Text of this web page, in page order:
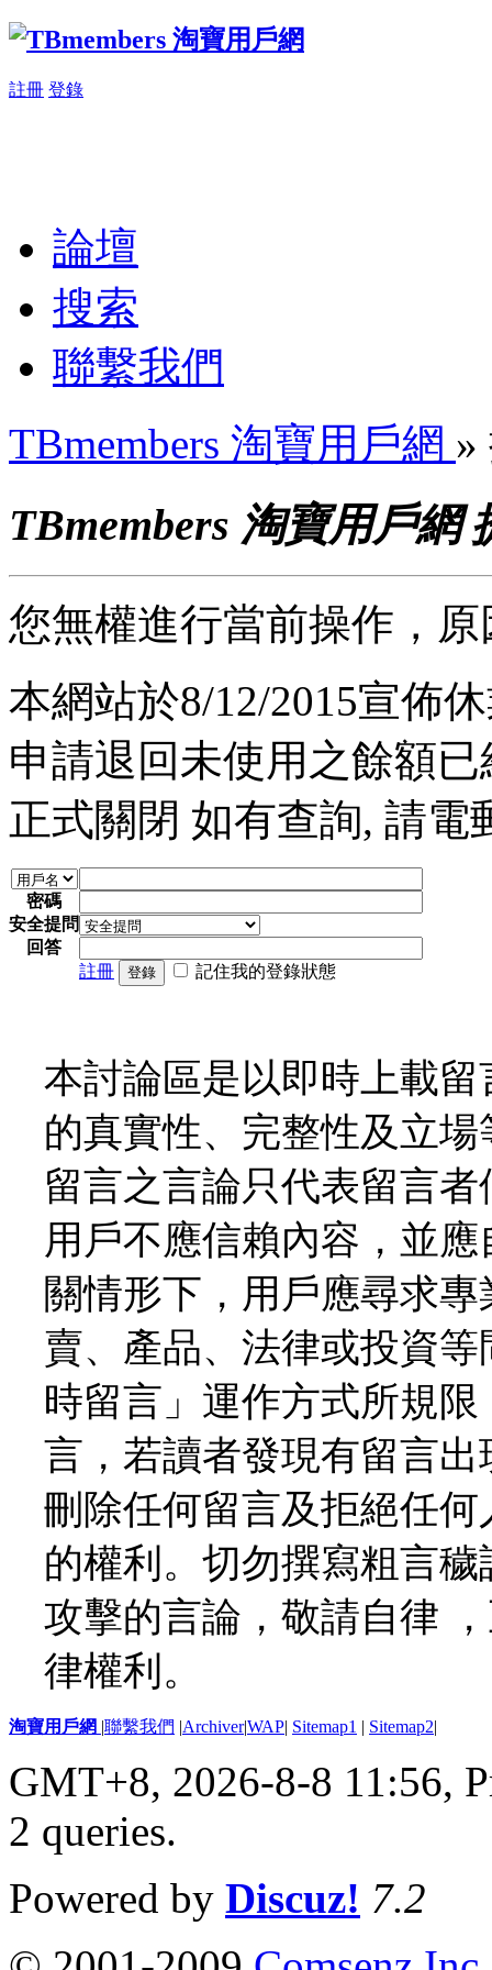
註冊 登錄
論壇
搜索
聯繫我們
TBmembers 淘寶用戶網 »
TBmembers 淘寶用戶網
您無權進行當前操作，
本網站於8/12/2015宣佈
申請退回未使用之餘額
正式關閉 如有查詢, 請電
密碼
安全提問
回答
註冊
登錄 記住我的登錄狀態
本討論區是以即時上載
的真實性、完整性及立
留言之言論只代表留言
用戶不應信賴內容，並
關情形下，用戶應尋求
賣、產品、法律或投資
時留言」運作方式所規
言，若讀者發現有留言
刪除任何留言及拒絕任
的權利。切勿撰寫粗言
攻擊的言論，敬請自律
律權利。
淘寶用戶網 |聯繫我們 |Archiver|WAP| Sitemap1 | Sitemap2|
GMT+8, 2026-8-8 11:56,
2 queries.
Powered by Discuz! 7.2